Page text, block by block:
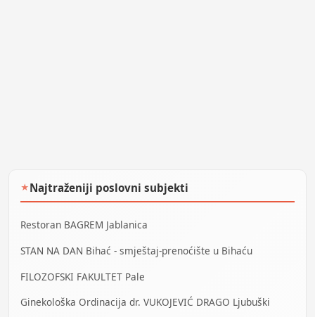
★Najtraženiji poslovni subjekti
Restoran BAGREM Jablanica
STAN NA DAN Bihać - smještaj-prenoćište u Bihaću
FILOZOFSKI FAKULTET Pale
Ginekološka Ordinacija dr. VUKOJEVIĆ DRAGO Ljubuški